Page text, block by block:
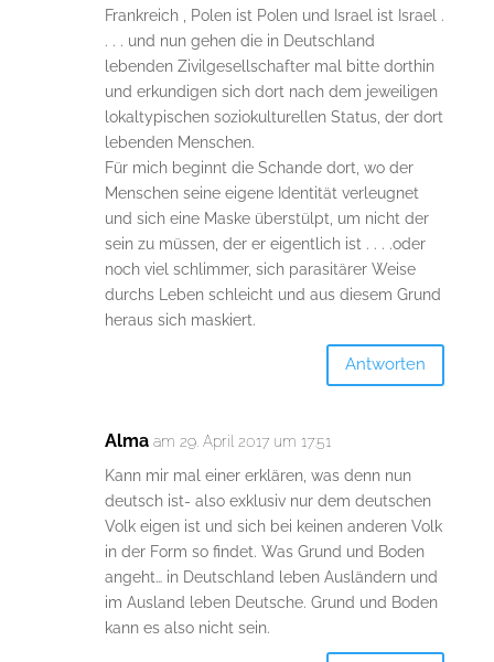
Frankreich , Polen ist Polen und Israel ist Israel .
. . . und nun gehen die in Deutschland
lebenden Zivilgesellschafter mal bitte dorthin
und erkundigen sich dort nach dem jeweiligen
lokaltypischen soziokulturellen Status, der dort
lebenden Menschen.
Für mich beginnt die Schande dort, wo der
Menschen seine eigene Identität verleugnet
und sich eine Maske überstülpt, um nicht der
sein zu müssen, der er eigentlich ist . . . .oder
noch viel schlimmer, sich parasitärer Weise
durchs Leben schleicht und aus diesem Grund
heraus sich maskiert.
Antworten
Alma am 29. April 2017 um 17:51
Kann mir mal einer erklären, was denn nun
deutsch ist- also exklusiv nur dem deutschen
Volk eigen ist und sich bei keinen anderen Volk
in der Form so findet. Was Grund und Boden
angeht… in Deutschland leben Ausländern und
im Ausland leben Deutsche. Grund und Boden
kann es also nicht sein.